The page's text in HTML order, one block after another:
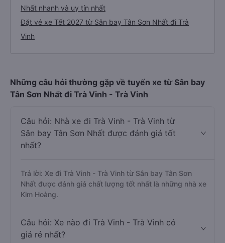
Nhất nhanh và uy tín nhất
Đặt vé xe Tết 2027 từ Sân bay Tân Sơn Nhất đi Trà
Vinh
Những câu hỏi thường gặp về tuyến xe từ Sân bay
Tân Sơn Nhất đi Trà Vinh - Trà Vinh
Câu hỏi: Nhà xe đi Trà Vinh - Trà Vinh từ
Sân bay Tân Sơn Nhất được đánh giá tốt
nhất?
Trả lời: Xe đi Trà Vinh - Trà Vinh từ Sân bay Tân Sơn
Nhất được đánh giá chất lượng tốt nhất là những nhà xe
Kim Hoàng.
Câu hỏi: Xe nào đi Trà Vinh - Trà Vinh có
giá rẻ nhất?